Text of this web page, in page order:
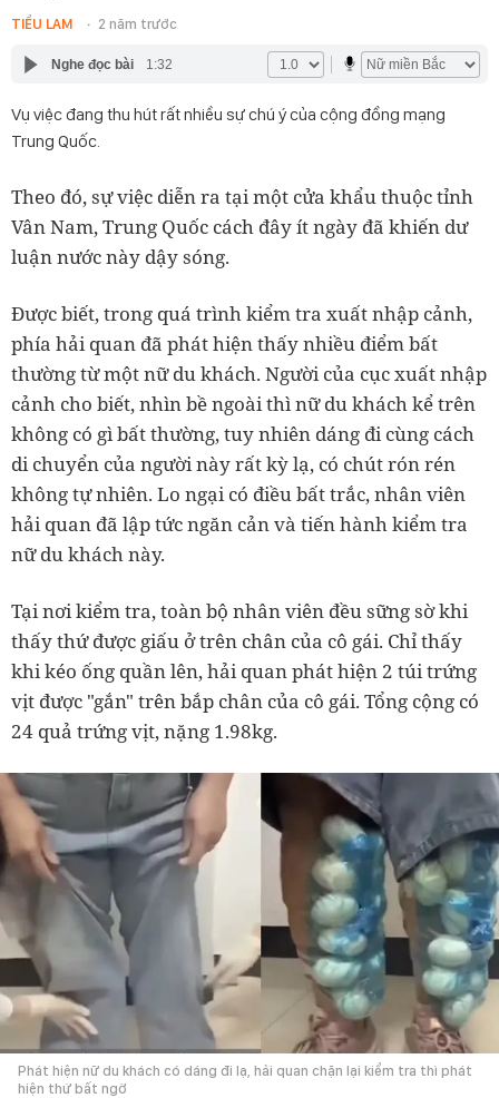
TIỂU LAM 2 năm trước
Nghe đọc bài 1:32
Vụ việc đang thu hút rất nhiều sự chú ý của cộng đồng mạng
Trung Quốc.
Theo đó, sự việc diễn ra tại một cửa khẩu thuộc tỉnh
Vân Nam, Trung Quốc cách đây ít ngày đã khiến dư
luận nước này dậy sóng.
Được biết, trong quá trình kiểm tra xuất nhập cảnh,
phía hải quan đã phát hiện thấy nhiều điểm bất
thường từ một nữ du khách. Người của cục xuất nhập
cảnh cho biết, nhìn bề ngoài thì nữ du khách kể trên
không có gì bất thường, tuy nhiên dáng đi cùng cách
di chuyển của người này rất kỳ lạ, có chút rón rén
không tự nhiên. Lo ngại có điều bất trắc, nhân viên
hải quan đã lập tức ngăn cản và tiến hành kiểm tra
nữ du khách này.
Tại nơi kiểm tra, toàn bộ nhân viên đều sững sờ khi
thấy thứ được giấu ở trên chân của cô gái. Chỉ thấy
khi kéo ống quần lên, hải quan phát hiện 2 túi trứng
vịt được "gắn" trên bắp chân của cô gái. Tổng cộng có
24 quả trứng vịt, nặng 1.98kg.
Phát hiện nữ du khách có dáng đi lạ, hải quan chặn lại kiểm tra thì phát
hiện thứ bất ngờ